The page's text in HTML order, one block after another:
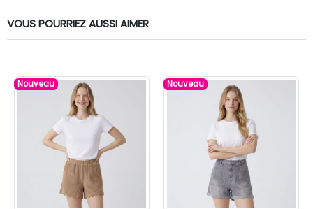
VOUS POURRIEZ AUSSI AIMER
Nouveau Nouveau